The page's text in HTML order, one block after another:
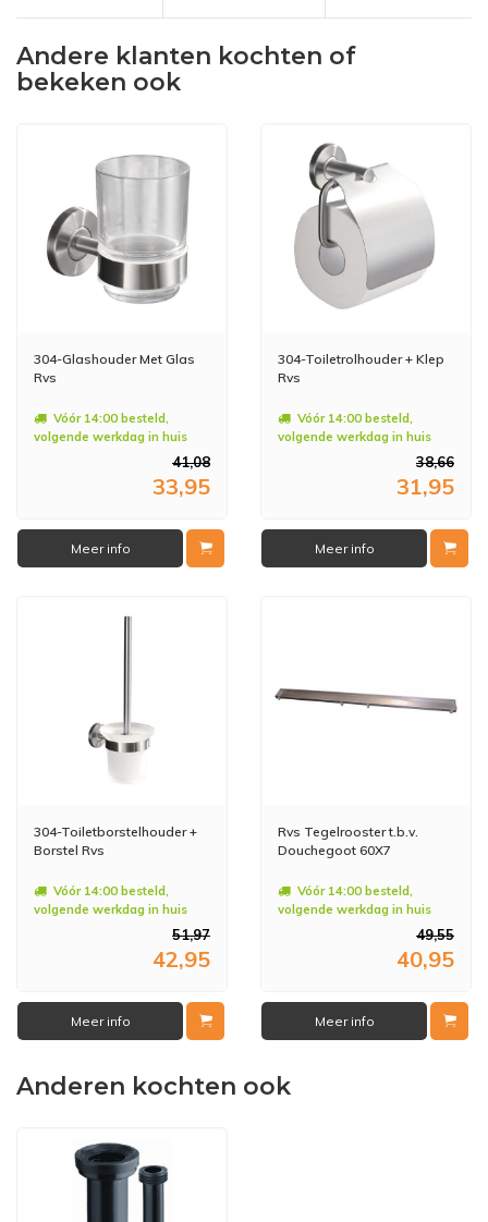
Andere klanten kochten of
bekeken ook
304-Glashouder Met Glas
Rvs
Vóór 14:00 besteld,
volgende werkdag in huis
41,08
33,95
Meer info
304-Toiletrolhouder + Klep
Rvs
Vóór 14:00 besteld,
volgende werkdag in huis
38,66
31,95
Meer info
304-Toiletborstelhouder +
Borstel Rvs
Vóór 14:00 besteld,
volgende werkdag in huis
51,97
42,95
Meer info
Rvs Tegelrooster t.b.v.
Douchegoot 60X7
Vóór 14:00 besteld,
volgende werkdag in huis
49,55
40,95
Meer info
Anderen kochten ook